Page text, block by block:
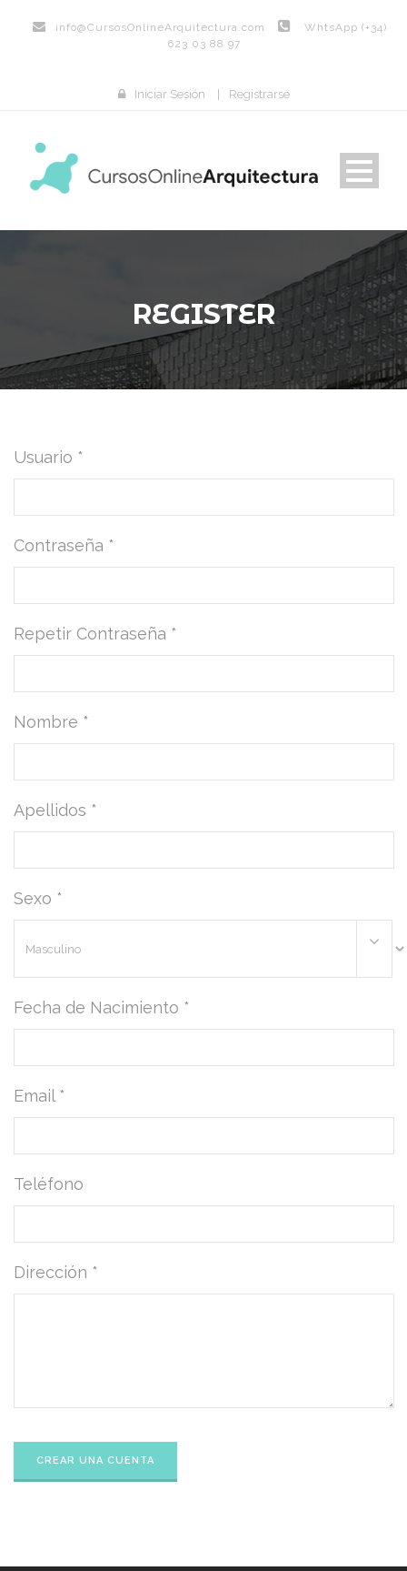
info@CursosOnlineArquitectura.com
WhtsApp (+34)
623 03 88 97
Iniciar Sesión Registrarse
REGISTER
Usuario *
Contraseña *
Repetir Contraseña *
Nombre *
Apellidos *
Sexo *
Fecha de Nacimiento *
Email *
Teléfono
Dirección *